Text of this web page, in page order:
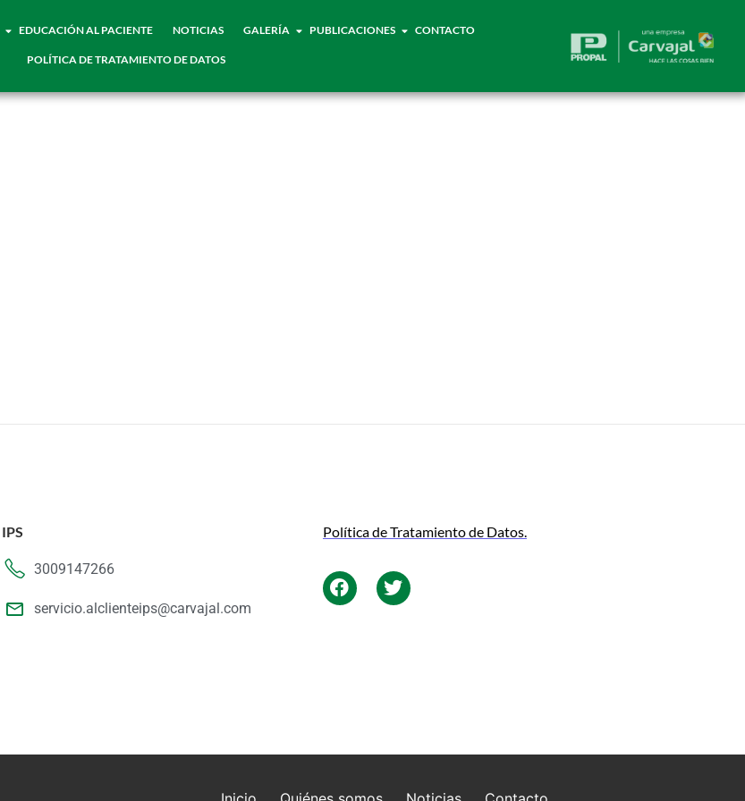
EDUCACIÓN AL PACIENTE NOTICIAS GALERÍA PUBLICACIONES CONTACTO
POLÍTICA DE TRATAMIENTO DE DATOS
IPS
3009147266
servicio.alclienteips@carvajal.com
Política de Tratamiento de Datos.